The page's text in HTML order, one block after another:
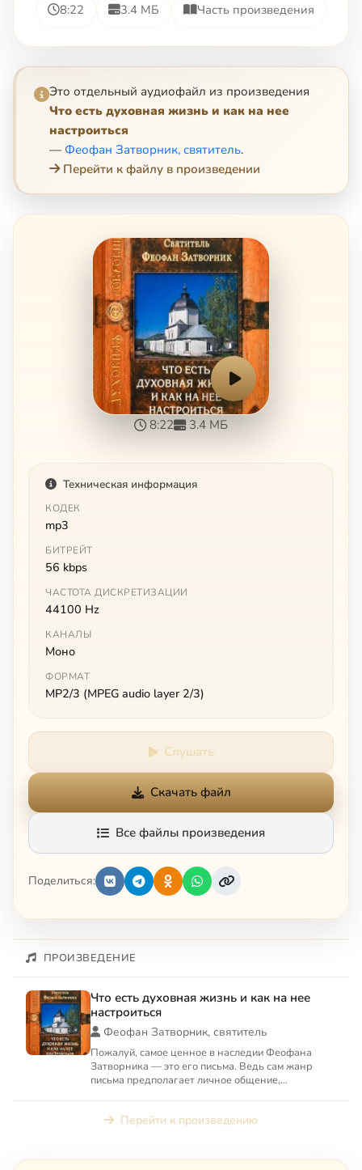
8:22 3.4 МБ Часть произведения
Это отдельный аудиофайл из произведения
Что есть духовная жизнь и как на нее
настроиться
— Феофан Затворник, святитель.
Перейти к файлу в произведении
8:22 3.4 МБ
Техническая информация
КОДЕК
mp3
БИТРЕЙТ
56 kbps
ЧАСТОТА ДИСКРЕТИЗАЦИИ
44100 Hz
КАНАЛЫ
Моно
ФОРМАТ
MP2/3 (MPEG audio layer 2/3)
Слушать
Скачать файл
Все файлы произведения
Поделиться:
ПРОИЗВЕДЕНИЕ
Что есть духовная жизнь и как на нее
настроиться
Феофан Затворник, святитель
Пожалуй, самое ценное в наследии Феофана
Затворника — это его письма. Ведь сам жанр
письма предполагает личное общение,
Перейти к произведению